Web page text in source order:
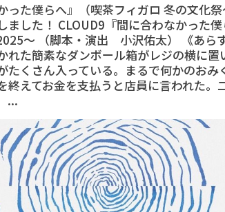
った僕らへ』（喫茶フィガロ 冬の文化祭
ました！ CLOUD9『間に合わなかった
〜 （脚本・演出 小沢佑太） 《あら
れた簡素なダンボール箱がレジの横に置
たくさん入っている。まるで何かのおみ
終えてお金を支払うと店員に言われた。
...